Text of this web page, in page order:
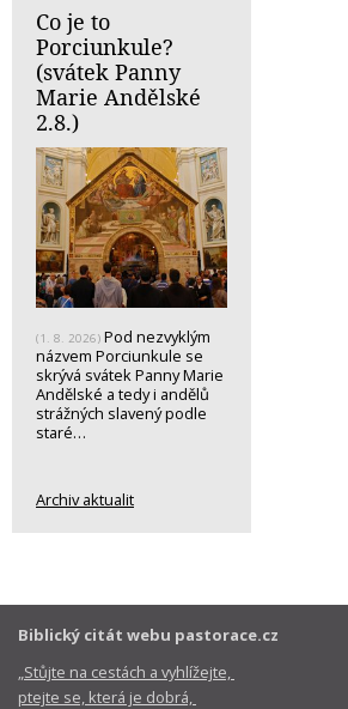
Co je to
Porciunkule?
(svátek Panny
Marie Andělské
2.8.)
(1. 8. 2026) Pod nezvyklým
názvem Porciunkule se
skrývá svátek Panny Marie
Andělské a tedy i andělů
strážných slavený podle
staré…
Archiv aktualit
Biblický citát webu pastorace.cz
„Stůjte na cestách a vyhlížejte,
ptejte se, která je dobrá,